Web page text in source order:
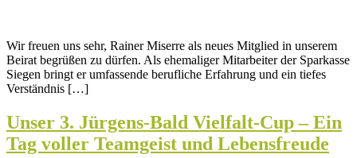
Wir freuen uns sehr, Rainer Miserre als neues Mitglied in unserem
Beirat begrüßen zu dürfen. Als ehemaliger Mitarbeiter der Sparkasse
Siegen bringt er umfassende berufliche Erfahrung und ein tiefes
Verständnis […]
Unser 3. Jürgens-Bald Vielfalt-Cup – Ein
Tag voller Teamgeist und Lebensfreude